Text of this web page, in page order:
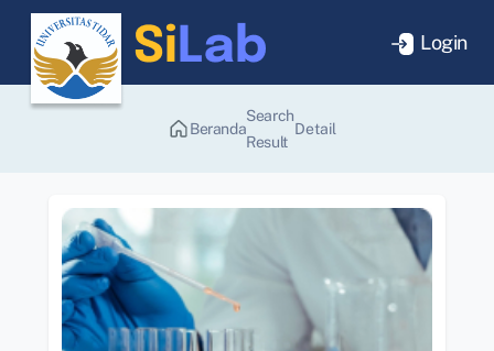
Login
Beranda
Search
Result
Detail